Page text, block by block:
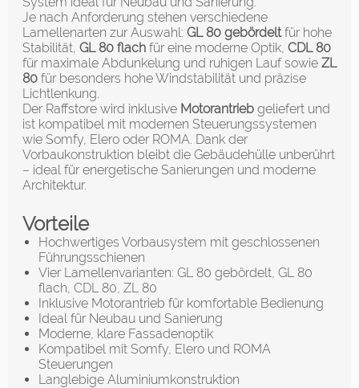
Je nach Anforderung stehen verschiedene
Lamellenarten zur Auswahl: GL 80 gebördeltfür hohe
Stabilität, GL 80 flach für eine moderne Optik, CDL 80
für maximale Abdunkelung und ruhigen Lauf sowie ZL
80 für besonders hohe Windstabilität und präzise
Lichtlenkung.
Der Raffstore wird inklusive Motorantrieb geliefert und
ist kompatibel mit modernen Steuerungssystemen
wie Somfy, Elero oder ROMA. Dank der
Vorbaukonstruktion bleibt die Gebäudehülle unberührt
– ideal für energetische Sanierungen und moderne
Architektur.
Vorteile
Hochwertiges Vorbausystem mit geschlossenen
Führungsschienen
Vier Lamellenvarianten: GL 80 gebördelt, GL 80
flach, CDL 80, ZL 80
Inklusive Motorantrieb für komfortable Bedienung
Ideal für Neubau und Sanierung
Moderne, klare Fassadenoptik
Kompatibel mit Somfy, Elero und ROMA
Steuerungen
Langlebige Aluminiumkonstruktion